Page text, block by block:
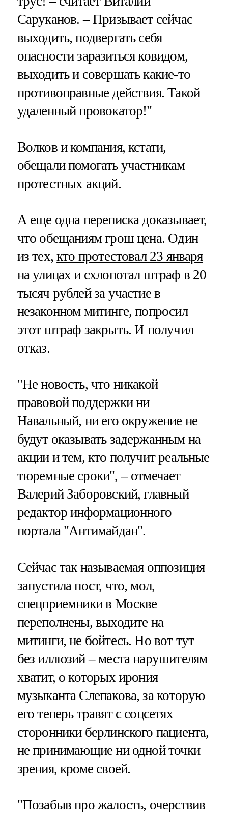
Саруканов. – Призывает сейчас
выходить, подвергать себя
опасности заразиться ковидом,
выходить и совершать какие-то
противоправные действия. Такой
удаленный провокатор!"
Волков и компания, кстати,
обещали помогать участникам
протестных акций.
А еще одна переписка доказывает,
что обещаниям грош цена. Один
из тех,кто протестовал 23 января
на улицах и схлопотал штраф в 20
тысяч рублей за участие в
незаконном митинге, попросил
этот штраф закрыть. И получил
отказ.
"Не новость, что никакой
правовой поддержки ни
Навальный, ни его окружение не
будут оказывать задержанным на
акции и тем, кто получит реальные
тюремные сроки", – отмечает
Валерий Заборовский, главный
редактор информационного
портала "Антимайдан".
Сейчас так называемая оппозиция
запустила пост, что, мол,
спецприемники в Москве
переполнены, выходите на
митинги, не бойтесь. Но вот тут
без иллюзий – места нарушителям
хватит, о которых ирония
музыканта Слепакова, за которую
его теперь травят с соцсетях
сторонники берлинского пациента,
не принимающие ни одной точки
зрения, кроме своей.
"Позабыв про жалость, очерствив